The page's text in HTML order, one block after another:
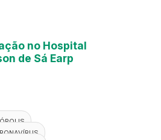
no Hospital
de Sá Earp